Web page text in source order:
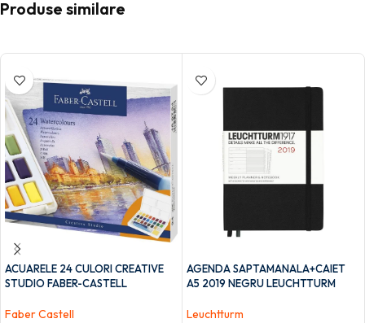
Produse similare
ACUARELE 24 CULORI CREATIVE
STUDIO FABER-CASTELL
Faber Castell
AGENDA SAPTAMANALA+CAIET
A5 2019 NEGRU LEUCHTTURM
Leuchtturm